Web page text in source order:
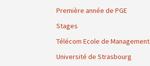
Première année de PGE
Stages
Télécom Ecole de Management
Université de Strasbourg